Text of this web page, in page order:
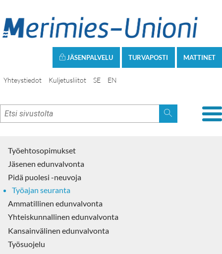
MATTINET
TURVAPOSTI
JÄSENPALVELU
Yhteystiedot Kuljetusliitot SE EN
Työehtosopimukset
Jäsenen edunvalvonta
Pidä puolesi -neuvoja
Työajan seuranta
Ammatillinen edunvalvonta
Yhteiskunnallinen edunvalvonta
Kansainvälinen edunvalvonta
Työsuojelu